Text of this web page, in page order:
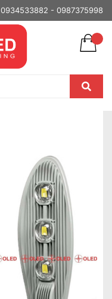
0934533882 - 0987375998